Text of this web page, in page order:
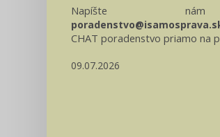
Napíšte
CHAT poradenstvo priamo na
09.07.2026